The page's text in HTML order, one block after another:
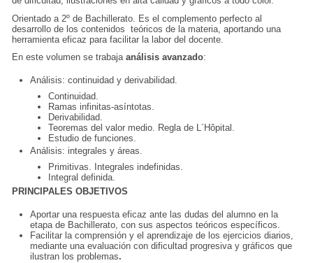
Orientado a 2º de Bachillerato. Es el complemento perfecto al
desarrollo de los contenidos teóricos de la materia, aportando una
herramienta eficaz para facilitar la labor del docente.
En este volumen se trabajaanálisis avanzado:
Análisis: continuidad y derivabilidad.
Continuidad.
Ramas infinitas-asíntotas.
Derivabilidad.
Teoremas del valor medio. Regla de L´Hôpital.
Estudio de funciones.
Análisis: integrales y áreas.
Primitivas. Integrales indefinidas.
Integral definida.
PRINCIPALES OBJETIVOS
Aportar una respuesta eficaz ante las dudas del alumno en la
etapa de Bachillerato, con sus aspectos teóricos específicos.
Facilitar la comprensión y el aprendizaje de los ejercicios diarios,
mediante una evaluación con dificultad progresiva y gráficos que
ilustran los problemas.